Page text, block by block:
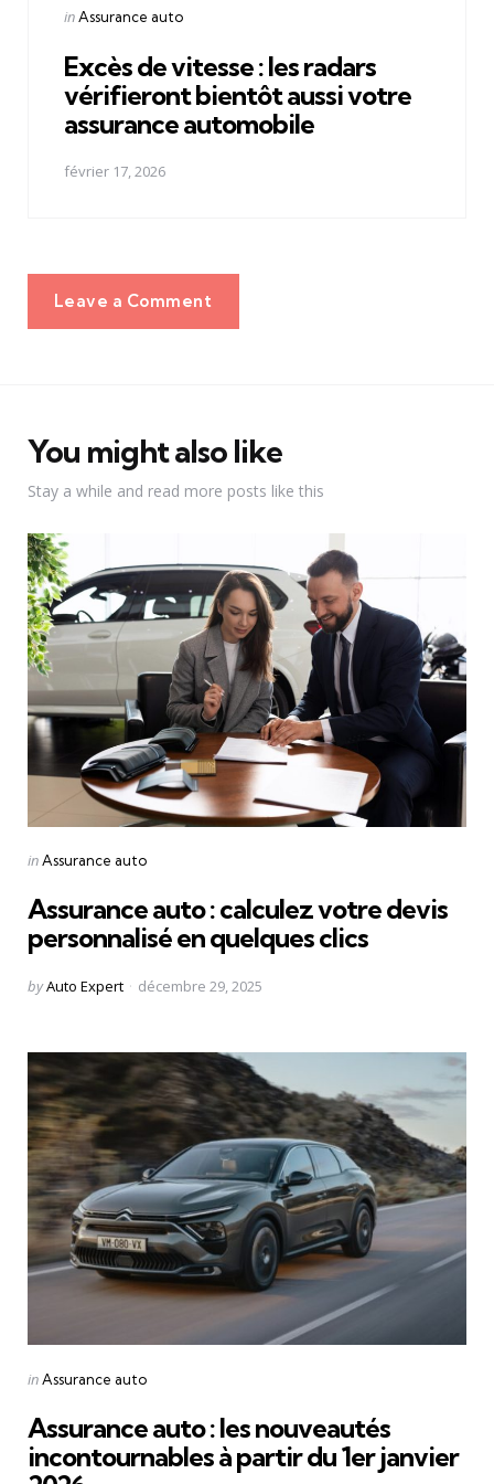
Posted
inAssurance auto
Excès de vitesse : les radars
vérifieront bientôt aussi votre
assurance automobile
février 17, 2026
Leave a Comment
You might also like
Stay a while and read more posts like this
Categories
Posted
inAssurance auto
Assurance auto : calculez votre devis
personnalisé en quelques clics
Posted
byAuto Expert décembre 29, 2025
Categories
Posted
inAssurance auto
Assurance auto : les nouveautés
incontournables à partir du 1er janvier